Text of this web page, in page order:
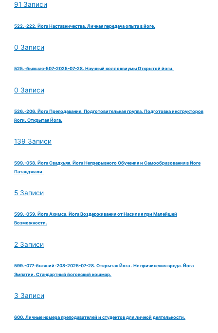
91 Записи
522.-222. Йога Наставничества. Личная передача опыта в йоге.
0 Записи
525.-бывшая-507-2025-07-28. Научный коллоквиумы Открытой йоги.
0 Записи
526.-206. Йога Преподавания. Подготовительная группа. Подготовка инструкторов
йоги. Открытая Йога.
139 Записи
599.-058. Йога Свадхьяя. Йога Непрерывного Обучения и Самообразования в Йоге
Патанджали.
5 Записи
599.-059. Йога Ахимса. Йога Воздерживания от Насилия при Малейшей
Возможности.
2 Записи
599.-077-бывший-208-2025-07-28. Открытая Йога . Не причинения вреда. Йога
Эмпатии. Стандартный йоговский кошмар.
3 Записи
600. Личные номера преподавателей и студентов для личной деятельности.